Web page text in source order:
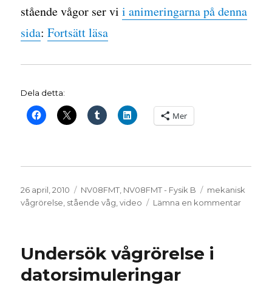
stående vågor ser vii animeringarna på denna
sida:Fortsätt läsa”Stående vågor”
Dela detta:
Mer
Publicerat
den
26 april, 2010 Kategorier
NV08FMT, NV08FMT - Fysik B Etiketter
mekanisk
vågrörelse, stående våg,video Lämna en kommentartill
Undersök vågrörelse i
datorsimuleringar